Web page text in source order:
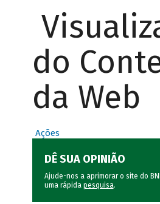
do
da Web
Ações
DÊ SUA OPINIÃO
Ajude-nos a aprimorar o site do
uma rápida pesquisa.